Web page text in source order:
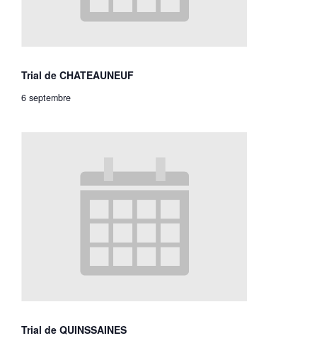
Trial de CHATEAUNEUF
6 septembre
Trial de QUINSSAINES